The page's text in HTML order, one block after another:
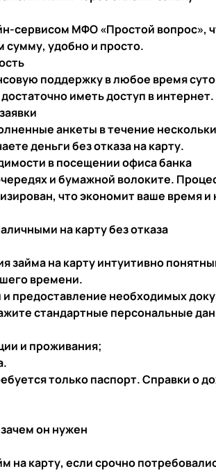
сервисом МФО «Простой вопрос»,
сумму, удобно и просто.
поддержку в любое время
иметь доступ в интернет.
анкеты в течение
деньги без отказа на карту.
в посещении офиса банка
и бумажной волоките.
что экономит ваше время и
на карту без отказа
займа на карту интуитивно
времени.
предоставление необходимых
стандартные персональные
и проживания;
только паспорт. Справки о
он нужен
на карту, если срочно